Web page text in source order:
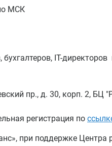
МСК
бухгалтеров, IT-
пр., д. 30, корп. 2,
регистрация по
при поддержке